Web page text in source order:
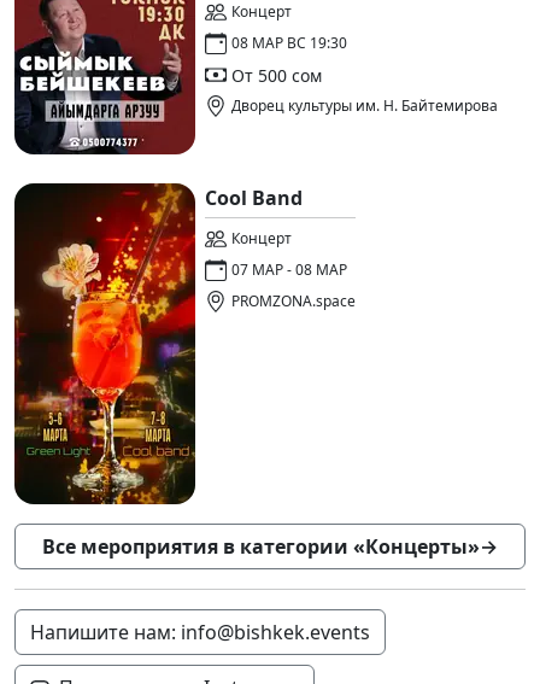
Концерт
08 МАР ВС 19:30
От 500 сом
Дворец культуры им. Н. Байтемирова
Cool Band
Концерт
07 МАР - 08 МАР
PROMZONA.space
Все мероприятия в категории «Концерты»→
Напишите нам: info@bishkek.events